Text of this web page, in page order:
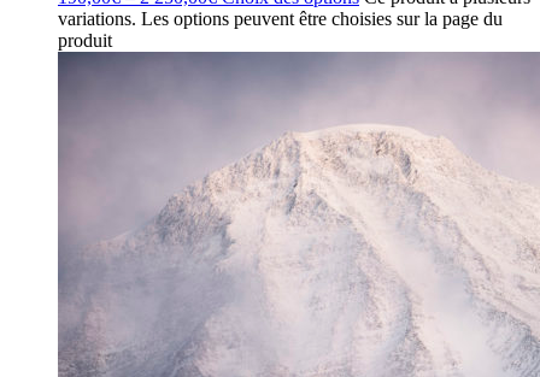
variations. Les options peuvent être choisies sur la page du
produit